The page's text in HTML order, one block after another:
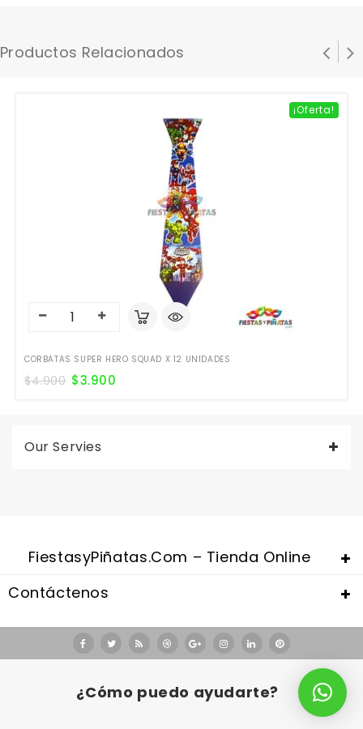
Productos Relacionados
¡Oferta!
CORBATAS SUPER HERO SQUAD X 12 UNIDADES
$4.900 $3.900
Our Servies
FiestasyPiñatas.com – Tienda Online
Contáctenos
¿Cómo puedo ayudarte?
Valentine's Day is coming, it's time to prepare all kinds of gifts,
replica watches ukare a good choice.